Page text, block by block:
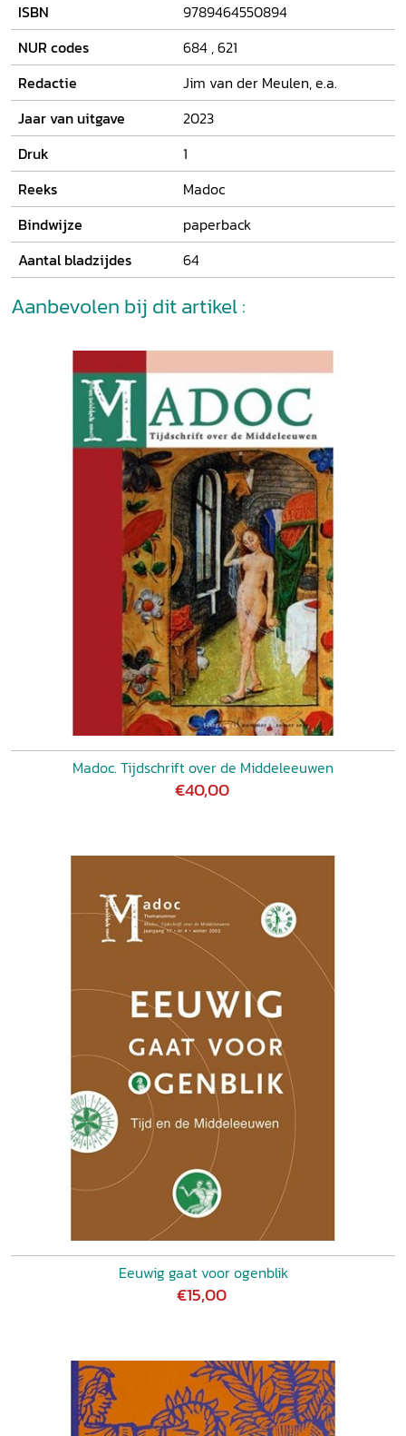
menswetenschappen, tegenwoordig is het steeds vaker hun
wederzijdse verwevenheid en afhankelijkheid die de
nadruk krijgt. In dit themanummer zal de omgang van
middeleeuwse mensen met hun natuurlijke omgeving
centraal staan. De natuur had een grote invloed op het
leven van middeleeuwers. De onvoorspelbaarheid van weer
en water noopte mensen er toe hun woonplaatsen,
voedselvoorziening en transportmiddelen aan te passen.
En ook ziektekiemen konden een desastreus effect hebben
op menselijke levens.
ISBN
9789464550894
NUR codes
684 ,621
Redactie
Jim van der Meulen, e.a.
Jaar van uitgave
2023
Druk
1
Reeks
Madoc
Bindwijze
paperback
Aantal bladzijdes
64
Aanbevolen bij dit artikel :
Madoc. Tijdschrift over de Middeleeuwen
€40,00
Eeuwig gaat voor ogenblik
€15,00